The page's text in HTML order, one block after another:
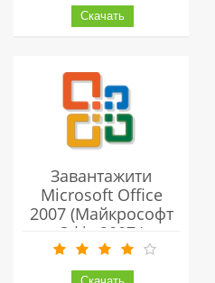
Завантажити
Microsoft Office
2007 (Майкрософт
Офіс 2007 )
Українською
Безкоштовно